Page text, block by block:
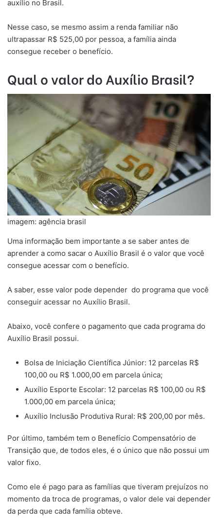
auxílio no Brasil.
Nesse caso, se mesmo assim a renda familiar não
ultrapassar R$ 525,00 por pessoa, a família ainda
consegue receber o benefício.
Qual o valor do Auxílio Brasil?
imagem: agência brasil
Uma informação bem importante a se saber antes de
aprender a como sacar o Auxílio Brasil é o valor que você
consegue acessar com o benefício.
A saber, esse valor pode depender do programa que você
conseguir acessar no Auxílio Brasil.
Abaixo, você confere o pagamento que cada programa do
Auxílio Brasil possui.
Bolsa de Iniciação Científica Júnior: 12 parcelas R$
100,00 ou R$ 1.000,00 em parcela única;
Auxílio Esporte Escolar: 12 parcelas R$ 100,00 ou R$
1.000,00 em parcela única;
Auxílio Inclusão Produtiva Rural: R$ 200,00 por mês.
Por último, também tem o Benefício Compensatório de
Transição que, de todos eles, é o único que não possui um
valor fixo.
Como ele é pago para as famílias que tiveram prejuízos no
momento da troca de programas, o valor dele vai depender
da perda que cada família obteve.